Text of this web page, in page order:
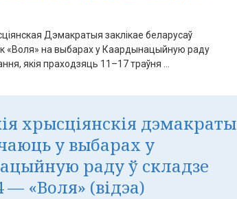
Дэмакратыя заклікае беларусаў
«Воля» на выбарах у Каардынацыйную раду
якія праходзяць 11–17 траўня ...
хрысціянскія дэмакраты
у выбарах у
раду ў складзе
«Воля» (відэа)